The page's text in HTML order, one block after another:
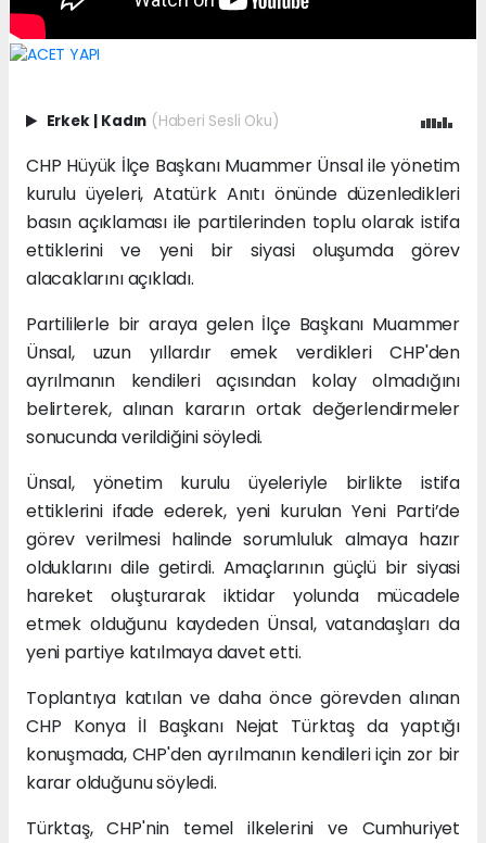
Erkek Kadın (Haberi Sesli Oku)
CHP Hüyük İlçe Başkanı Muammer Ünsal ile yönetim
kurulu üyeleri, Atatürk Anıtı önünde düzenledikleri
basın açıklaması ile partilerinden toplu olarak istifa
ettiklerini ve yeni bir siyasi oluşumda görev
alacaklarını açıkladı.
Partililerle bir araya gelen İlçe Başkanı Muammer
Ünsal, uzun yıllardır emek verdikleri CHP'den
ayrılmanın kendileri açısından kolay olmadığını
belirterek, alınan kararın ortak değerlendirmeler
sonucunda verildiğini söyledi.
Ünsal, yönetim kurulu üyeleriyle birlikte istifa
ettiklerini ifade ederek, yeni kurulan Yeni Parti’de
görev verilmesi halinde sorumluluk almaya hazır
olduklarını dile getirdi. Amaçlarının güçlü bir siyasi
hareket oluşturarak iktidar yolunda mücadele
etmek olduğunu kaydeden Ünsal, vatandaşları da
yeni partiye katılmaya davet etti.
Toplantıya katılan ve daha önce görevden alınan
CHP Konya İl Başkanı Nejat Türktaş da yaptığı
konuşmada, CHP'den ayrılmanın kendileri için zor bir
karar olduğunu söyledi.
Türktaş, CHP'nin temel ilkelerini ve Cumhuriyet